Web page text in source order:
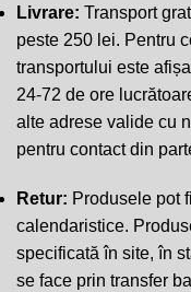
Livrare: Transport
peste 250 lei. Pentru
transportului este
24-72 de ore
alte adrese valide cu
pentru contact din
Retur: Produsele pot
calendaristice.
specificată în site, în
se face prin transfer